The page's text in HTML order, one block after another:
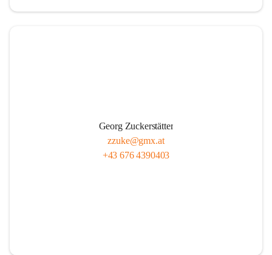
Georg Zuckerstätter
zzuke@gmx.at
+43 676 4390403